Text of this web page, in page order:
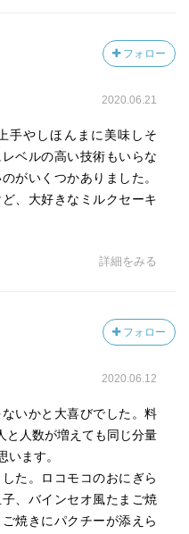
フォロー
2020.06.21
手やしほんまに美味しそ
ベルの高い技術もいらな
がいくつかありました。
、大好きなミルクセーキ
詳細をみる
フォロー
2020.06.12
いかと大喜びでした。料
と人数が増えても同じ分量
います。
た。ロコモコのおにぎら
、バインセオ風たまご焼
焼きにパクチーが添えら